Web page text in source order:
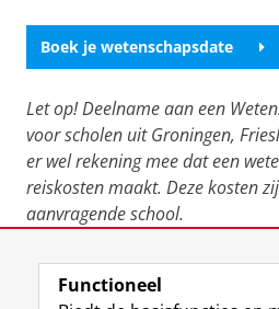
Boek je wetenschapsdate
Let op! Deelname aan een
voor scholen uit Groningen,
er wel rekening mee dat een
reiskosten maakt. Deze kosten
aanvragende school.
Laatst gewijzigd: 06 maart
Functioneel